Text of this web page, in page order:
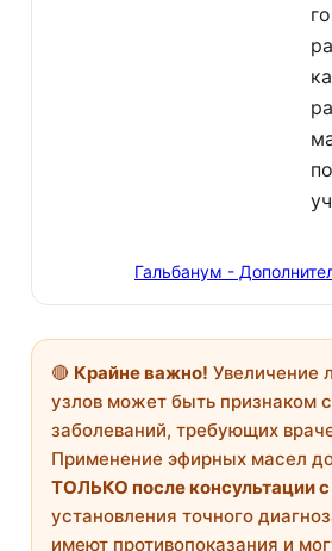
Гальбанум -
🔴 Крайне важно! Увеличение
узлов может быть признаком
заболеваний, требующих
Применение эфирных масел
ТОЛЬКО после консультации
установления точного
имеют противопоказания и